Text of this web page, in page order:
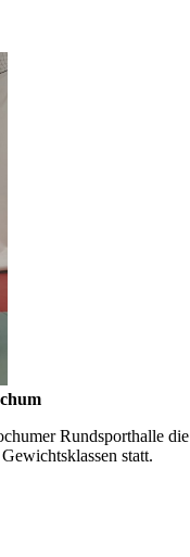
Rundsporthalle
statt.